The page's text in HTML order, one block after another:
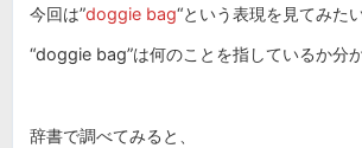
今回は”doggie bag“という表現を見てみた
“doggie bag”は何のことを指しているか分
辞書で調べてみると、